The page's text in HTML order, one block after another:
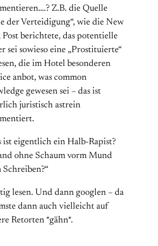
Z.B. die Quelle
der Verteidigung“, wie die New
Post berichtete, das potentielle
sei sowieso eine „Prostituierte“
die im Hotel besonderen
anbot, was common
gewesen sei – das ist
juristisch astrein
ist eigentlich ein Halb-Rapist?
ohne Schaum vorm Mund
Schreiben?“
lesen. Und dann googlen – da
dann auch vielleicht auf
Retorten *gähn*.